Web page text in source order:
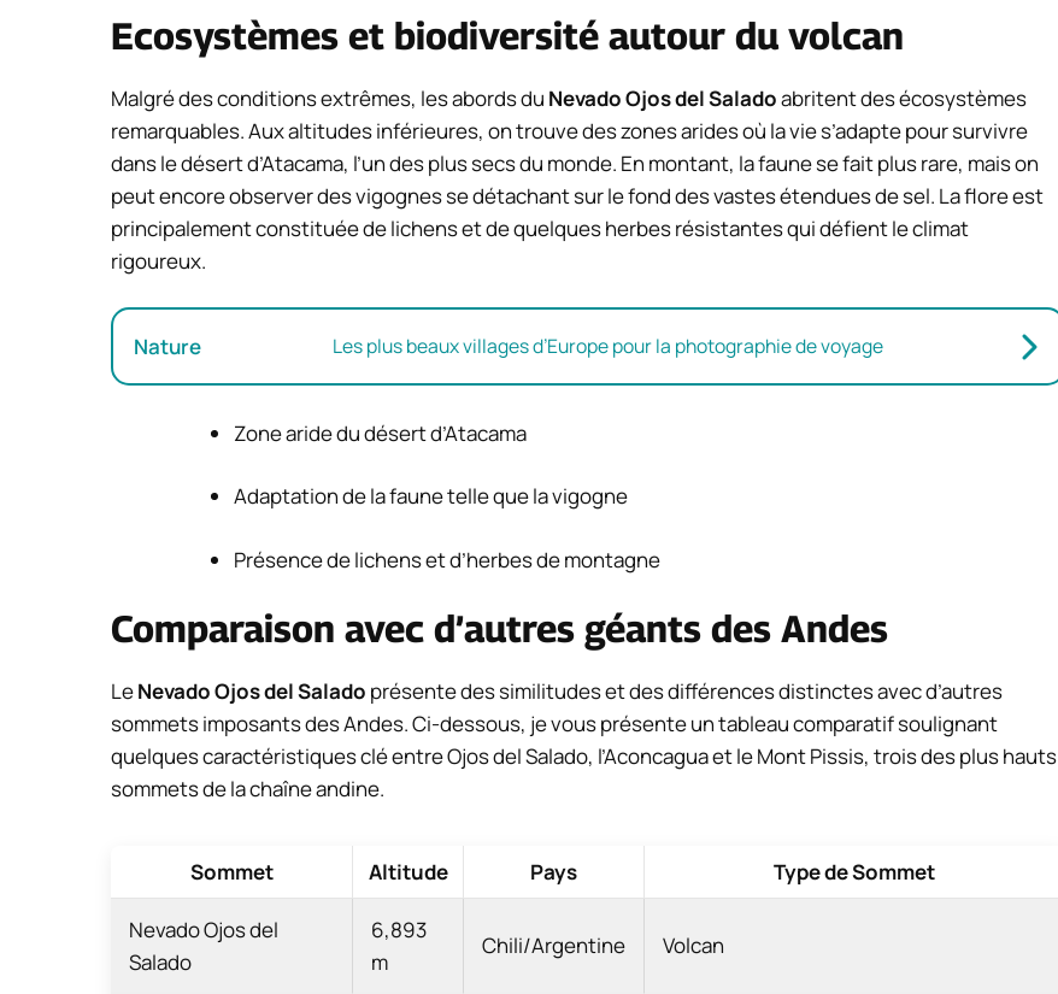
Ecosystèmes et biodiversité autour du volcan
Malgré des conditions extrêmes, les abords du Nevado Ojos del Saladoabritent des écosystèmes
remarquables. Aux altitudes inférieures, on trouve des zones arides où la vie s’adapte pour survivre
dans le désert d’Atacama, l’un des plus secs du monde. En montant, la faune se fait plus rare, mais on
peut encore observer des vigognes se détachant sur le fond des vastes étendues de sel. La flore est
principalement constituée de lichens et de quelques herbes résistantes qui défient le climat
rigoureux.
Nature Les plus beaux villages d’Europe pour la photographie de voyage
Zone aride du désert d’Atacama
Adaptation de la faune telle que la vigogne
Présence de lichens et d’herbes de montagne
Comparaison avec d’autres géants des Andes
LeNevado Ojos del Salado présente des similitudes et des différences distinctes avec d’autres
sommets imposants des Andes. Ci-dessous, je vous présente un tableau comparatif soulignant
quelques caractéristiques clé entre Ojos del Salado, l’Aconcagua et le Mont Pissis, trois des plus hauts
sommets de la chaîne andine.
Sommet Altitude Pays Type de Sommet
Nevado Ojos del
Salado
6,893
m
Chili/Argentine Volcan